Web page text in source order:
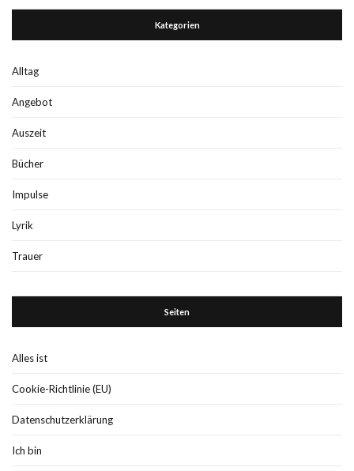
Kategorien
Alltag
Angebot
Auszeit
Bücher
Impulse
Lyrik
Trauer
Seiten
Alles ist
Cookie-Richtlinie (EU)
Datenschutzerklärung
Ich bin